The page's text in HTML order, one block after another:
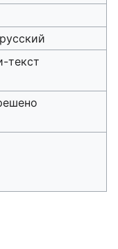
текст